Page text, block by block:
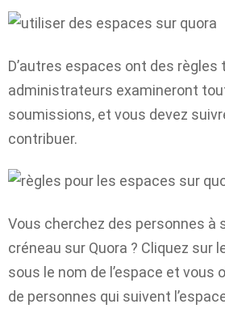
D’autres espaces ont des règles
administrateurs examineront
soumissions, et vous devez
contribuer.
Vous cherchez des personnes à
créneau sur Quora ? Cliquez sur
sous le nom de l’espace et vous
de personnes qui suivent